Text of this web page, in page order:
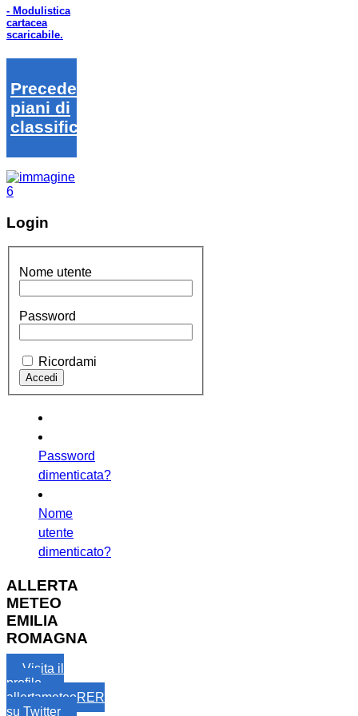
- Modulistica
cartacea
scaricabile.
Precedenti
piani di
classifica
Login
Nome utente
Password
Ricordami
Password
dimenticata?
Nome
utente
dimenticato?
ALLERTA
METEO
EMILIA
ROMAGNA
Visita il
profilo
allertameteoRER
su Twitter